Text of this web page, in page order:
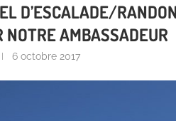
D’ESCALADE/
AMBASSADEUR
6 octobre 2017